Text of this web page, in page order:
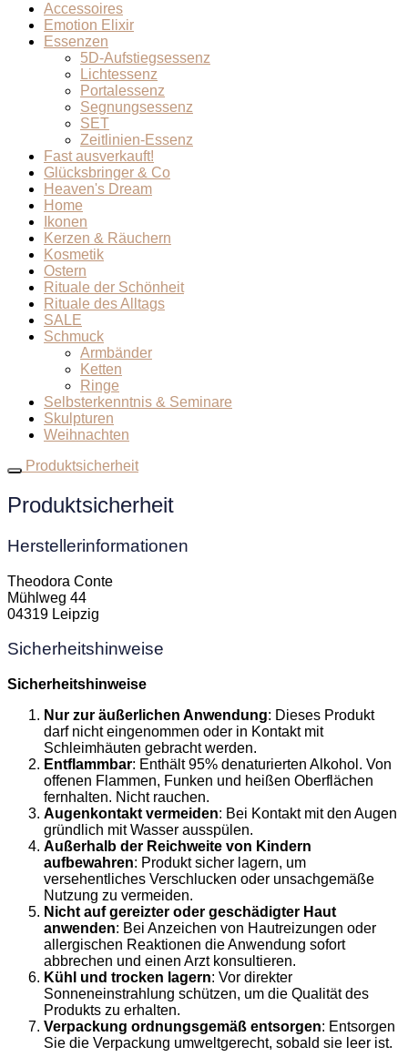
Accessoires
Emotion Elixir
Essenzen
5D-Aufstiegsessenz
Lichtessenz
Portalessenz
Segnungsessenz
SET
Zeitlinien-Essenz
Fast ausverkauft!
Glücksbringer & Co
Heaven's Dream
Home
Ikonen
Kerzen & Räuchern
Kosmetik
Ostern
Rituale der Schönheit
Rituale des Alltags
SALE
Schmuck
Armbänder
Ketten
Ringe
Selbsterkenntnis & Seminare
Skulpturen
Weihnachten
Produktsicherheit
Produktsicherheit
Herstellerinformationen
Theodora Conte
Mühlweg 44
04319 Leipzig
Sicherheitshinweise
Sicherheitshinweise
Nur zur äußerlichen Anwendung: Dieses Produkt
darf nicht eingenommen oder in Kontakt mit
Schleimhäuten gebracht werden.
Entflammbar: Enthält 95% denaturierten Alkohol. Von
offenen Flammen, Funken und heißen Oberflächen
fernhalten. Nicht rauchen.
Augenkontakt vermeiden: Bei Kontakt mit den Augen
gründlich mit Wasser ausspülen.
Außerhalb der Reichweite von Kindern
aufbewahren: Produkt sicher lagern, um
versehentliches Verschlucken oder unsachgemäße
Nutzung zu vermeiden.
Nicht auf gereizter oder geschädigter Haut
anwenden: Bei Anzeichen von Hautreizungen oder
allergischen Reaktionen die Anwendung sofort
abbrechen und einen Arzt konsultieren.
Kühl und trocken lagern: Vor direkter
Sonneneinstrahlung schützen, um die Qualität des
Produkts zu erhalten.
Verpackung ordnungsgemäß entsorgen: Entsorgen
Sie die Verpackung umweltgerecht, sobald sie leer ist.